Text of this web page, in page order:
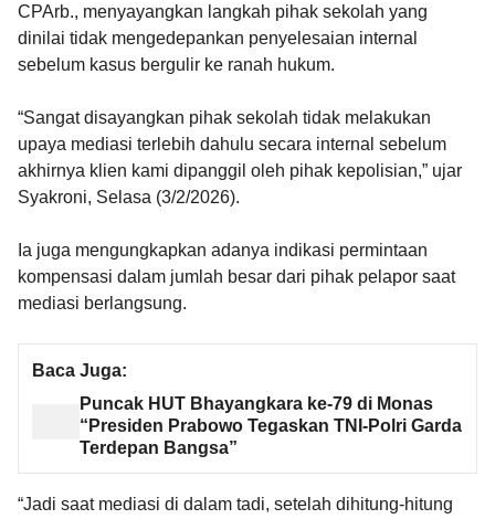
CPArb., menyayangkan langkah pihak sekolah yang
dinilai tidak mengedepankan penyelesaian internal
sebelum kasus bergulir ke ranah hukum.
“Sangat disayangkan pihak sekolah tidak melakukan
upaya mediasi terlebih dahulu secara internal sebelum
akhirnya klien kami dipanggil oleh pihak kepolisian,” ujar
Syakroni, Selasa (3/2/2026).
Ia juga mengungkapkan adanya indikasi permintaan
kompensasi dalam jumlah besar dari pihak pelapor saat
mediasi berlangsung.
Baca Juga:
Puncak HUT Bhayangkara ke-79 di Monas
“Presiden Prabowo Tegaskan TNI-Polri Garda
Terdepan Bangsa”
“Jadi saat mediasi di dalam tadi, setelah dihitung-hitung